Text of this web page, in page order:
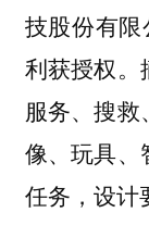
技股份有限
利获授权。
服务、搜
像、玩具、
任务，设计